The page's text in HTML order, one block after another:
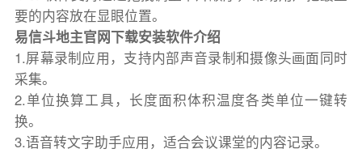
要的内容放在显眼位置。
易信斗地主官网下载安装软件介绍
1.屏幕录制应用，支持内部声音录制和摄像头画面同时
采集。
2.单位换算工具，长度面积体积温度各类单位一键转
换。
3.语音转文字助手应用，适合会议课堂的内容记录。